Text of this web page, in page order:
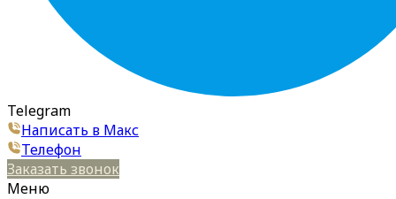
Telegram
Написать в Макс
Телефон
Заказать звонок
Меню